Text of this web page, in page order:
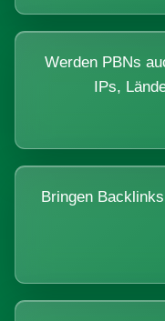
Werden PBNs
IPs,
Bringen